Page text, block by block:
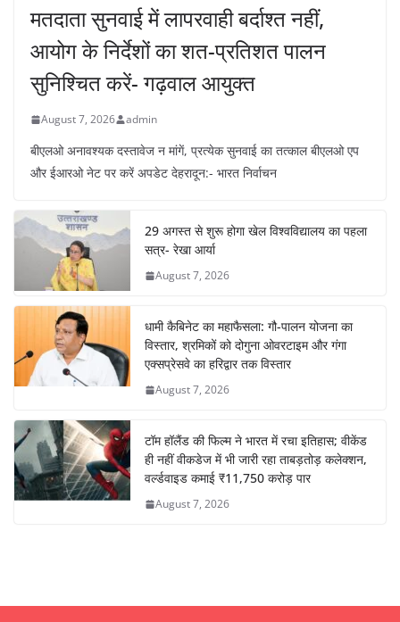
मतदाता सुनवाई में लापरवाही बर्दाश्त नहीं,
आयोग के निर्देशों का शत-प्रतिशत पालन
सुनिश्चित करें- गढ़वाल आयुक्त
August 7, 2026 admin
बीएलओ अनावश्यक दस्तावेज न मांगें, प्रत्येक सुनवाई का तत्काल बीएलओ एप
और ईआरओ नेट पर करें अपडेट देहरादून:- भारत निर्वाचन
29 अगस्त से शुरू होगा खेल विश्वविद्यालय का पहला
सत्र- रेखा आर्या
August 7, 2026
धामी कैबिनेट का महाफैसला: गौ-पालन योजना का
विस्तार, श्रमिकों को दोगुना ओवरटाइम और गंगा
एक्सप्रेसवे का हरिद्वार तक विस्तार
August 7, 2026
टॉम हॉलैंड की फिल्म ने भारत में रचा इतिहास; वीकेंड
ही नहीं वीकडेज में भी जारी रहा ताबड़तोड़ कलेक्शन,
वर्ल्डवाइड कमाई ₹11,750 करोड़ पार
August 7, 2026